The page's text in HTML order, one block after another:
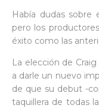
Había dudas sobre
pero los
éxito como las
La elección de
a darle un nuevo
de que su debut -
taquillera de todas